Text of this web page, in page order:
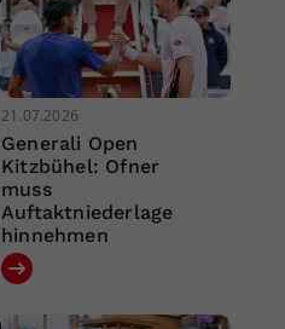
21.07.2026
Generali Open
Kitzbühel: Ofner
muss
Auftaktniederlage
hinnehmen